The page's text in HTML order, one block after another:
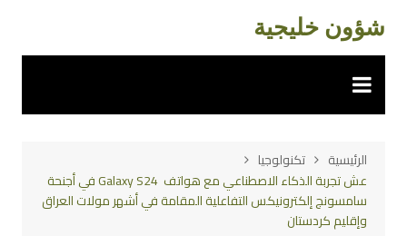
المحتوى
شؤون خليجية
الرئيسية
تكنولوجيا
عش تجربة الذكاء الاصطناعي مع هواتف Galaxy S24 في أجنحة
سامسونج إلكترونيكس التفاعلية المقامة في أشهر مولات العراق
وإقليم كردستان